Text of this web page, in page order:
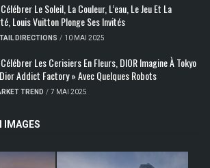
Le Soleil, La Couleur, L’eau, Le Jeu Et La
Louis Vuitton Plonge Ses Invités
DIRECTIONS / 10 MAI 2025
Les Cerisiers En Fleurs, DIOR Imagine À Tokyo
Addict Factory » Avec Quelques Robots
TREND / 7 MAI 2025
IMAGES